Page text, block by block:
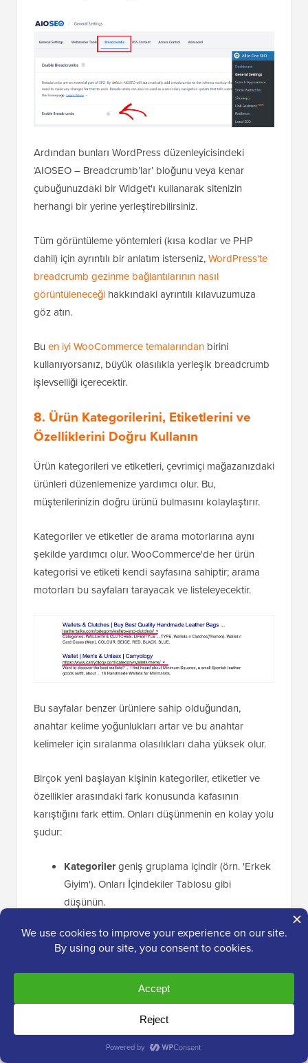
Ardından bunları WordPress düzenleyicisindeki
‘AIOSEO – Breadcrumb’lar’ bloğunu veya kenar
çubuğunuzdaki bir Widget'ı kullanarak sitenizin
herhangi bir yerine yerleştirebilirsiniz.
Tüm görüntüleme yöntemleri (kısa kodlar ve PHP
dahil) için ayrıntılı bir anlatım isterseniz,WordPress'te
breadcrumb gezinme bağlantılarının nasıl
görüntüleneceği hakkındaki ayrıntılı kılavuzumuza
göz atın.
Bu en iyi WooCommerce temalarından birini
kullanıyorsanız, büyük olasılıkla yerleşik breadcrumb
işlevselliği içerecektir.
8. Ürün Kategorilerini, Etiketlerini ve
Özelliklerini Doğru Kullanın
Ürün kategorileri ve etiketleri, çevrimiçi mağazanızdaki
ürünleri düzenlemenize yardımcı olur. Bu,
müşterilerinizin doğru ürünü bulmasını kolaylaştırır.
Kategoriler ve etiketler de arama motorlarına aynı
şekilde yardımcı olur. WooCommerce'de her ürün
kategorisi ve etiketi kendi sayfasına sahiptir; arama
motorları bu sayfaları tarayacak ve listeleyecektir.
Bu sayfalar benzer ürünlere sahip olduğundan,
anahtar kelime yoğunlukları artar ve bu anahtar
kelimeler için sıralanma olasılıkları daha yüksek olur.
Birçok yeni başlayan kişinin kategoriler, etiketler ve
özellikler arasındaki fark konusunda kafasının
karıştığını fark ettim. Onları düşünmenin en kolay yolu
şudur:
Kategorilergeniş gruplama içindir (örn. 'Erkek
Giyim'). Onları İçindekiler Tablosu gibi
düşünün.
Etiketler belirli tanımlayıcılardır (örn. 'Yaz',
'Günlük'). Onları Dizin gibi düşünün.
ÖzelliklerBoyut, Renk veya Malzeme gibi belirli
ürün verileridir. Bunlar, kullanıcıların ürünlerinizi
filtrelemesine izin verdiği için çok önemlidir (örn.
'Tüm Mavi Tişörtleri Göster').